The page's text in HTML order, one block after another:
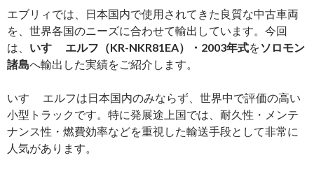
機
の
国
要
が
伸
エブリィでは、日本国内で使用されてきた良質な中古車両
を、世界各国のニーズに合わせて輸出しています。今回
は、 いすゞ エルフ（KR-NKR81EA）・2003年式をソロモン
諸島へ輸出した実績をご紹介します。
いすゞ エルフは日本国内のみならず、世界中で評価の高い
小型トラックです。特に発展途上国では、耐久性・メンテ
ナンス性・燃費効率などを重視した輸送手段として非常に
人気があります。